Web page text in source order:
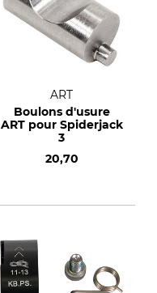
ART
Boulons d'usure
ART pour Spiderjack
3
20,70